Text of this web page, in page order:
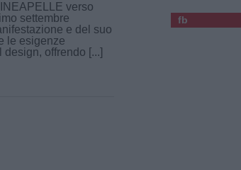
verso
settembre
e del suo
le esigenze
offrendo [...]
fb